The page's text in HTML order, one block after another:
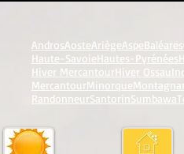
AndrosAosteAriègeAspeBaléares
Haute-SavoieHautes-Pyrénées
Hiver MercantourHiver Ossau
MercantourMinorque
RandonneurSantorinSumbawa